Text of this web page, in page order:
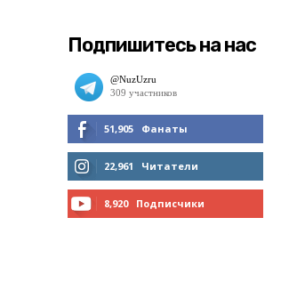
Подпишитесь на нас
51,905 Фанаты
МНЕ НРАВИТСЯ
22,961 Читатели
8,920 Подписчики